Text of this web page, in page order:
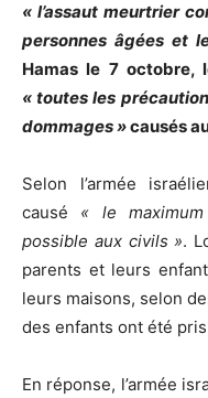
« l’assaut meurtrier
personnes âgées et
Hamas le 7 octobre,
« toutes les
dommages »causés
Selon l’armée
causé « le
possible aux civils ».
parents et leurs
leurs maisons, selon
des enfants ont été
En réponse, l’armée